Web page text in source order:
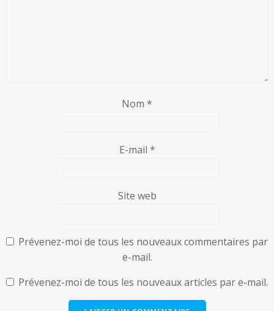
Nom *
E-mail *
Site web
Prévenez-moi de tous les nouveaux commentaires par
e-mail.
Prévenez-moi de tous les nouveaux articles par e-mail.